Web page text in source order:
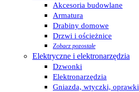
Akcesoria budowlane
Armatura
Drabiny domowe
Drzwi i ościeżnice
Zobacz pozostałe
Elektryczne i elektronarzędzia
Dzwonki
Elektronarzędzia
Gniazda, wtyczki, oprawki